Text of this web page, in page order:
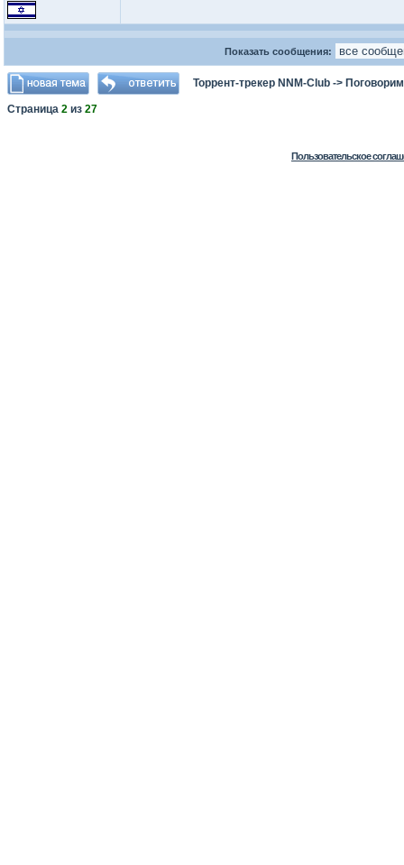
Показать сообщения:
Торрент-трекер NNM-Club -> Поговорим
Страница 2 из 27
Пользовательское